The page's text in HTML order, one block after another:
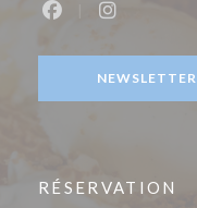
NEWSLETTER
RÉSERVATION